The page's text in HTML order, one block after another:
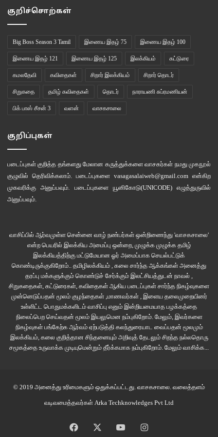
“எத்தினியாவது?”
“பாத்தா அப்படித் தெரியல. ஏதோ பத்தாப்பு படிக்கிற மாறியில்ல இருக்க.எந்த
க்ரூப்? ”
“நெசந்தான். வேணுமின்னா அம்மாட்ட கேளுங்க.மேத்ஸ் க்ரூப் ”
சின்னவங்கதான். இன்னும் ரெண்டு மாசத்துல பப்ளிக் எக்ஸாம் இருக்கே. பாஸ்
பண்ணிடுவியா?”
பள்ளிக்கொடத்துல இவன்தான் முதல்மார்க் “என்றதும் அவர்கள் முகம் மெல்ல
சுதாரித்துக்கொண்டது. அதன் பிறகு இவனுக்கு மரியாதை வார்த்தைகளில்
“இல்லத்த. சும்மாதான் கேட்டோம். ஏன் மாமாவ நாங்க கிண்டல்
பண்ணக்கூடாதா? என்ன மாமா நீங்களே சொல்லுங்க நாங்க கிண்டல் பண்ணக்
கூடாதா? “
இவனுக்கு சிரிப்பு வந்தது. மெல்லக் கூச்சம் மறைந்து அவர்களுடன் இயல்பாகப்
பேச ஆரம்பித்தான். அவர்களிருவரும் செல்வத்திற்கு தங்கை முறை என்றும்
வாங்கினார்கள். நேரம் கிடைக்கும் போதெல்லாம் இவனுடைய வீட்டிற்கு வந்து
விட்டு விட்டு போக ஆரம்பித்தார்கள். நேரம் கிடைக்கும்போதெல்லாம்
குறிச்சொற்கள்
Big Boss Season 3 Tamil இணைய இதழ் 75 இணைய இதழ் 100
இணைய இதழ் 121 இணைய இதழ் 125 இலக்கியம் கட்டுரை
கமலதேவி கவிதைகள் சிறார் இலக்கியம் சிறார் தொடர்
சிறுகதை தமிழ் கவிதைகள் தொடர் நாராயணி சுப்ரமணியன்
பிக் பாஸ் சீசன் 3 வளன் வாசகசாலை
குறிப்புகள்
படைப்புகள் குறித்த தங்களது மேலான கருத்துக்களை வாசகர்கள் நமது முகநூல்
குழுவில் தெரிவிக்கலாம். படைப்புகளை vasagasalaiweb@gmail.com என்கிற
முகவரிக்கு அனுப்பவும். படைப்புகளை யூனிகோடு(UNICODE)எழுத்துருவில்
அனுப்பவும்.
வாசிப்பில் ஆர்வமுள்ள சென்னை வாழ் நண்பர்கள் ஒன்றிணைந்து 'வாசகசாலை'
என்ற பெயரில் இலக்கிய அமைப்பு ஒன்றை, முழுக்க முழுக்க தமிழ்
இலக்கியத்திற்கு மட்டுமேயான ஓர் அமைப்பாக செயல்பட்டுக்
கொண்டிருக்குகிறோம்.. தமிழிலக்கியம் , கலை சார்ந்த ஆக்கங்கள் அனைத்து
தரப்பு மக்களுக்கும் கொண்டுச் சேர்க்கும் இலட்சியத்துடன் நாவல் ,
சிறுகதைகள், கட்டுரைகள், கவிதைகள் ஆகிய படைப்புகள் சார்ந்த நிகழ்வுகளை
முன்னெடுப்பதன் மூலம் குழந்தைகள் ,மாணவர்கள் , இளைய தலைமுறையினர்
உள்ளிட்ட பொதுமக்களிடம் வாசிப்பு எனும் இன்றியமையாத பழக்கத்தை
நிலைப்பெற செய்வதன் மூலம் இயலுமென நம்புகிறோம். மேலும், இவர்களை
நிகழ்வுகள் பங்கேற்க ஆர்வம் ஏற்படுத்தி கலந்துரையாட வைப்பதன் மூலமும்
இலக்கியம், கலை குறித்தான சிந்தனையும் அறிவுத் தேடலும் சிறந்த நல்லதொரு
சமூகத்தை உருவாக்க முடியுமென்றும் தீர்க்கமாக நம்புகிறோம். மேலும் வாசிக்க...
© 2019 அனைத்து உரிமைகளும் ஒதுக்கப்பட்டது. வாசகசாலை . வலைத்தளம்
வடிவமைத்தவர்கள் Arka Techknowledges Pvt Ltd
Facebook YouTubeInstagram